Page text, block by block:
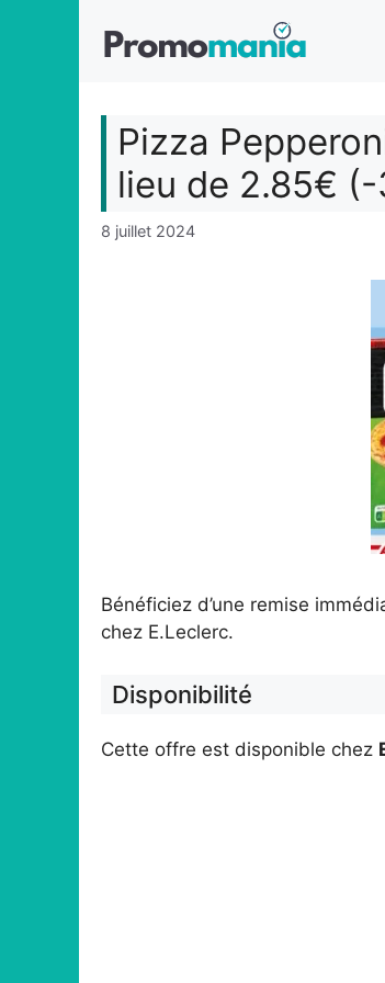
Pizza
lieu de 2.85€
8 juillet 2024
Bénéficiez d’une remise
chez E.Leclerc.
Disponibilité
Cette offre est disponible chez